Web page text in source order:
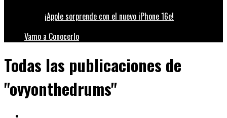
¡Apple sorprende con el nuevo iPhone 16e!
Vamo a Conocerlo
Todas las publicaciones de
"ovyonthedrums"